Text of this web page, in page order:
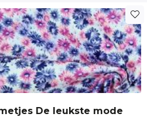
De leukste mode